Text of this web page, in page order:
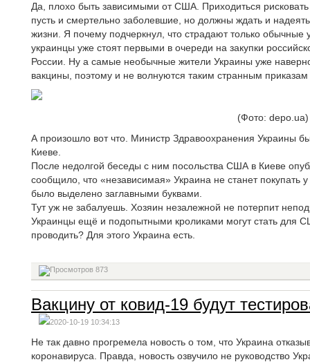
Да, плохо быть зависимыми от США. Приходиться
пусть и смертельно заболевшие, но должны ждать и
жизни. Я почему подчеркнул, что страдают только
украинцы уже стоят первыми в очереди на закупки
России. Ну а самые необычные жители Украины уже
вакцины, поэтому и не волнуются таким странным приказам
(Фото: depo.ua)
А произошло вот что. Министр Здравоохранения Украины
Киеве.
После недолгой беседы с ним посольства США в Киеве
сообщило, что «независимая» Украина не станет покупать
было выделено заглавными буквами.
Тут уж не забалуешь. Хозяин незалежной не потерпит
Украинцы ещё и подопытными кроликами могут стать для
проводить? Для этого Украина есть.
873
Вакцину от ковид-19 будут
2020-10-19 10:34:13
Не так давно прогремела новость о том, что Украина
коронавируса. Правда, новость озвучило не руководство